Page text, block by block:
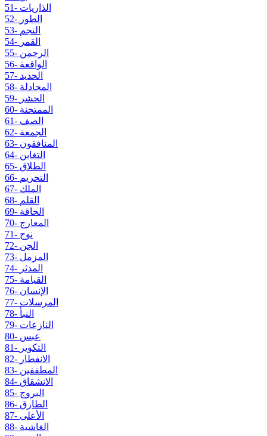
51- الذاريات
52- الطور
53- النجم
54- القمر
55- الرحمن
56- الواقعة
57- الحديد
58- المجادلة
59- الحشر
60- الممتحنة
61- الصف
62- الجمعة
63- المنافقون
64- التغابن
65- الطلاق
66- التحريم
67- الملك
68- القلم
69- الحاقة
70- المعارج
71- نوح
72- الجن
73- المزمل
74- المدثر
75- القيامة
76- الإنسان
77- المرسلات
78- النبأ
79- النازعات
80- عبس
81- التكوير
82- الانفطار
83- المطففين
84- الانشقاق
85- البروج
86- الطارق
87- الأعلى
88- الغاشية